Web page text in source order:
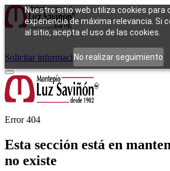
Nuestro sitio web utiliza cookies para
experiencia de máxima relevancia. Si
al sitio, acepta el uso de las cookies.
No realizar seguimiento
Cómo funcionaTipos de empeñoCompra
Solicitar información Iniciar sesión
Error 404
Esta sección está en
no existe